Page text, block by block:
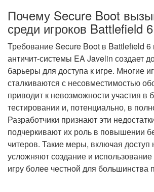
Почему Secure Boot
среди игроков Battlefield 6
Требование Secure Boot в Battlefield 6
античит-системы EA Javelin создает
барьеры для доступа к игре. Многие
сталкиваются с несовместимостью
приводит к невозможности участия в
тестировании и, потенциально, в
Разработчики признают эти
подчеркивают их роль в повышении
читеров. Такие меры, включая доступ
усложняют создание и использование
игру более честной для большинства